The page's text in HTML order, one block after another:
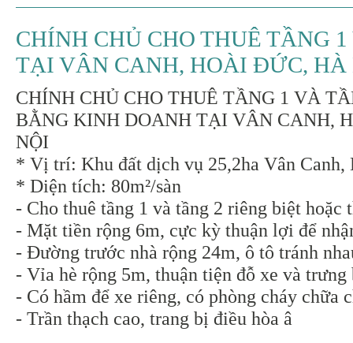
CHÍNH CHỦ CHO THUÊ TẦNG
TẠI VÂN CANH, HOÀI ĐỨC, HÀ
CHÍNH CHỦ CHO THUÊ TẦNG 1 VÀ
BẰNG KINH DOANH TẠI VÂN CANH,
NỘI
* Vị trí: Khu đất dịch vụ 25,2ha Vân
* Diện tích: 80m²/sàn
- Cho thuê tầng 1 và tầng 2 riêng biệt hoặc
- Mặt tiền rộng 6m, cực kỳ thuận lợi để
- Đường trước nhà rộng 24m, ô tô tránh
- Vỉa hè rộng 5m, thuận tiện đỗ xe và trưng
- Có hầm để xe riêng, có phòng cháy chữa
- Trần thạch cao, trang bị điều hòa â